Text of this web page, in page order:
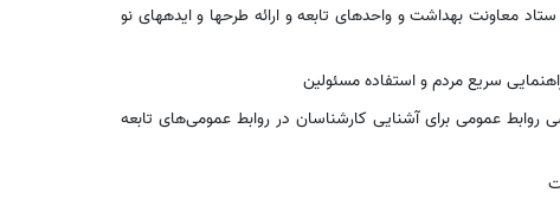
معاونت بهداشت و واحدهای تابعه و ارائه طرحها و ایدههای نو
سریع مردم و استفاده مسئولین
روابط عمومی برای آشنایی کارشناسان در روابط عمومی‌های تابعه